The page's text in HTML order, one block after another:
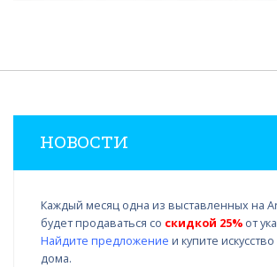
НОВОСТИ
Каждый месяц одна из выставленных на
будет продаваться со скидкой 25% от
Найдите предложение и купите
дома.